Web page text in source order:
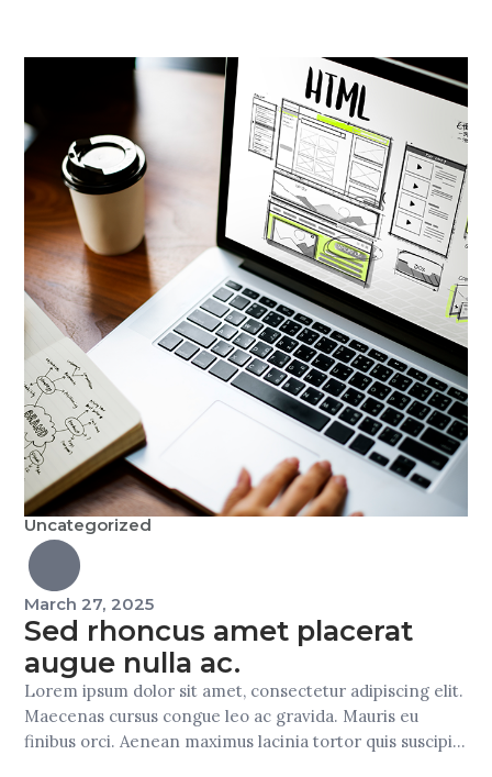
Uncategorized
March 27, 2025
Sed rhoncus amet placerat
augue nulla ac.
Lorem ipsum dolor sit amet, consectetur adipiscing elit.
Maecenas cursus congue leo ac gravida. Mauris eu
finibus orci. Aenean maximus lacinia tortor quis suscipit.